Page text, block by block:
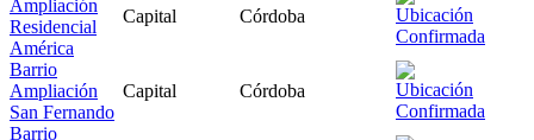
Ampliación
Residencial
América
Capital Córdoba
Barrio
Ampliación
San Fernando
Capital Córdoba
Barrio